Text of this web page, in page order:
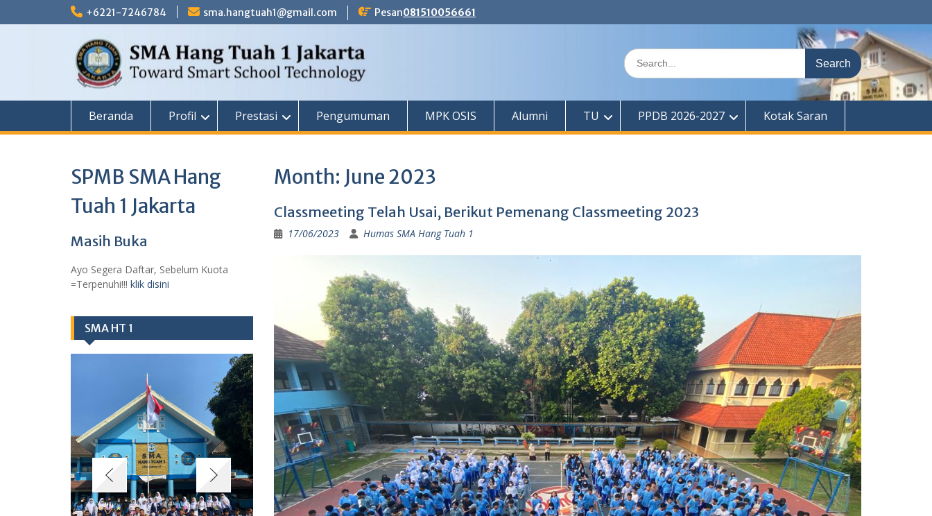
to
+6221-7246784 sma.hangtuah1@gmail.com Pesan081510056661
Search
for:
Beranda Profil Prestasi Pengumuman MPK OSIS Alumni TU PPDB 2026-2027 Kotak Saran
Month: June 2023
Classmeeting Telah Usai, Berikut Pemenang Classmeeting 2023
17/06/2023 Humas SMA Hang Tuah 1
SPMB SMA Hang
Tuah 1 Jakarta
Masih Buka
Ayo Segera Daftar, Sebelum Kuota
=Terpenuhi!!! klik disini
SMA HT 1
Berita